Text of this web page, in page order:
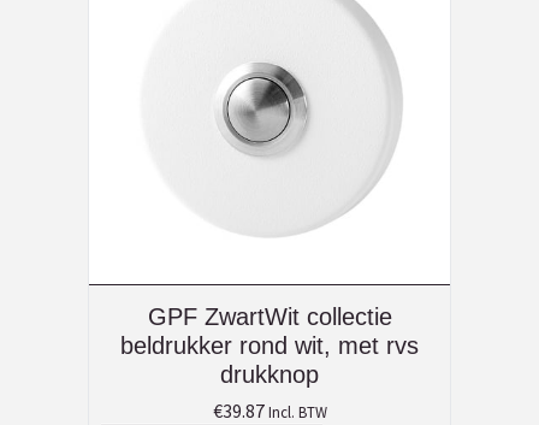
GPF ZwartWit collectie
beldrukker rond wit, met rvs
drukknop
€39.87 Incl. BTW